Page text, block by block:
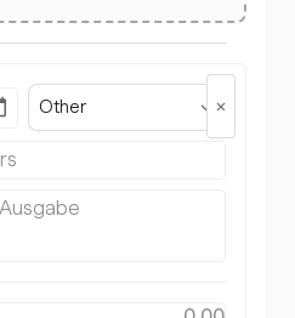
Other